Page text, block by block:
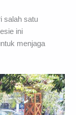
salah satu
ini
menjaga